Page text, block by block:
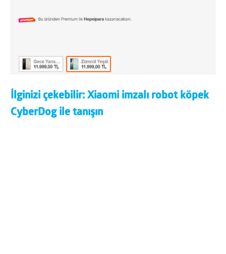
İlginizi çekebilir:Xiaomi imzalı robot köpek
CyberDog ile tanışın